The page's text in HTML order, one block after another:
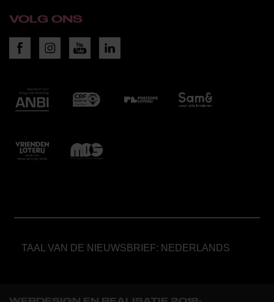
VOLG ONS
TAAL VAN DE NIEUWSBRIEF: NEDERLANDS